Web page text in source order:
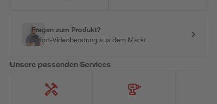
Fragen zum Produkt?
Sofort-Videoberatung aus dem Markt
Unsere passenden Services